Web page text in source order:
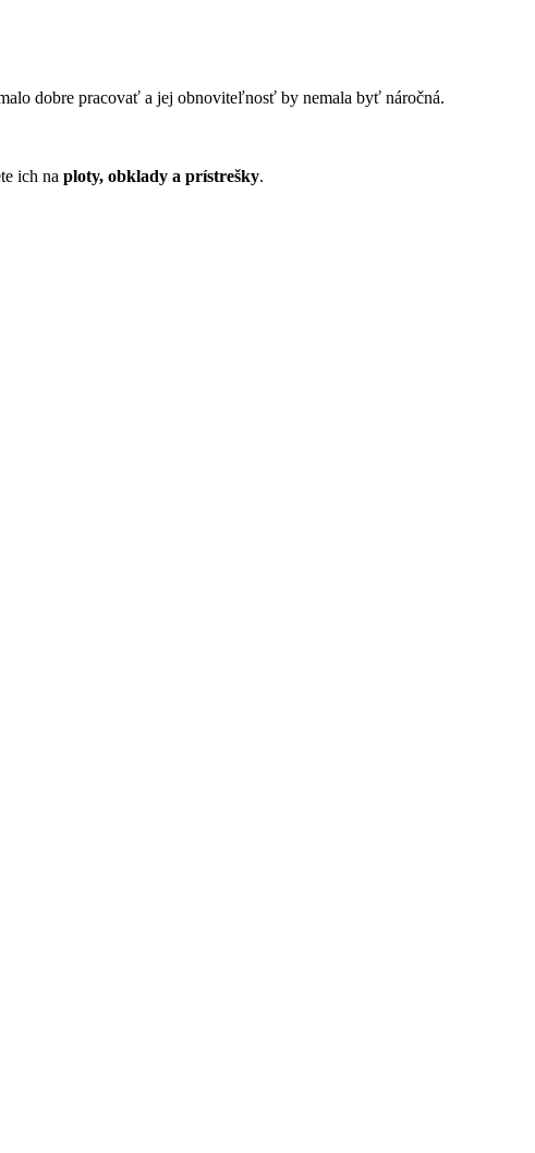
dobre pracovať a jej obnoviteľnosť by nemala byť náročná.
ich na ploty, obklady a prístrešky.